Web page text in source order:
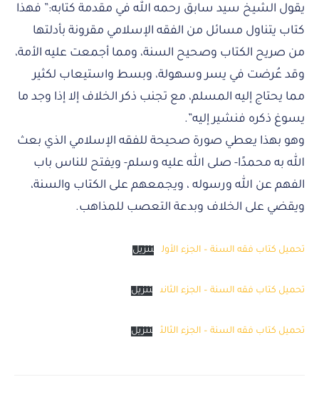
يقول الشيخ سيد سابق رحمه الله في مقدمة كتابه:” فهذا
كتاب يتناول مسائل من الفقه الإسلامي مقرونة بأدلتها
من صريح الكتاب وصحيح السنة، ومما أجمعت عليه الأمة،
وقد عُرضت في يسر وسهولة، وبسط واستيعاب لكثير
مما يحتاج إليه المسلم، مع تجنب ذكر الخلاف إلا إذا وجد ما
يسوغ ذكره فنشير إليه”.
وهو بهذا يعطي صورة صحيحة للفقه الإسلامي الذي بعث
الله به محمدًا- صلى الله عليه وسلم- ويفتح للناس باب
الفهم عن الله ورسوله ، ويجمعهم على الكتاب والسنة،
ويقضي على الخلاف وبدعة التعصب للمذاهب.
تحميل كتاب فقه السنة – الجزء الأول تنزيل
تحميل كتاب فقه السنة – الجزء الثانى تنزيل
تحميل كتاب فقه السنة – الجزء الثالث تنزيل